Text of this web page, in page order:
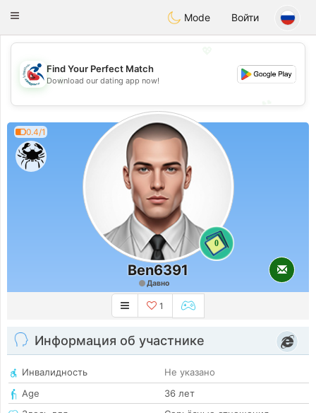
Handi Space
Toggle
Mode Войти
💖
💕
Find Your Perfect Match
Download our dating app now!
0.4/1
0
Ben6391
Давно
1
Информация об участнике
Инвалидность
Не указано
Age
36 лет